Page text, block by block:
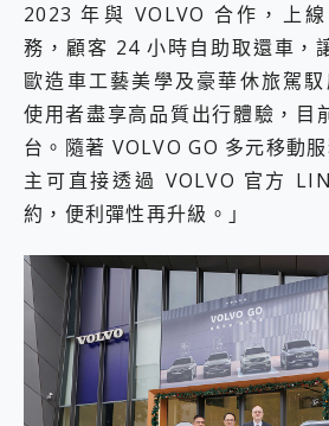
2023 年與 VOLVO 合作，上
務，顧客 24 小時自助取還車，
歐造車工藝美學及豪華休旅駕
使用者盡享高品質出行體驗，目
台。隨著 VOLVO GO 多元移動
主可直接透過 VOLVO 官方
約，便利彈性再升級。」